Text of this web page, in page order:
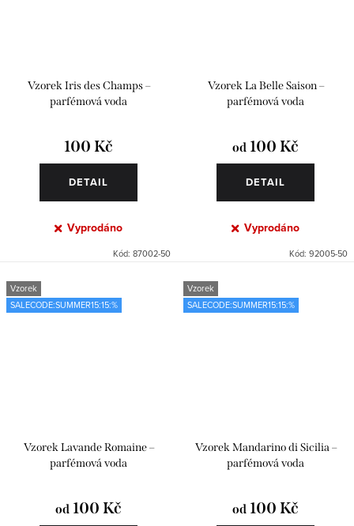
Vzorek Iris des Champs –
parfémová voda
100 Kč
DETAIL
Vyprodáno
Kód: 87002-50
Vzorek La Belle Saison –
parfémová voda
od 100 Kč
DETAIL
Vyprodáno
Kód: 92005-50
Vzorek
SALECODE:SUMMER15:15:%
Vzorek Lavande Romaine –
parfémová voda
od 100 Kč
Vzorek
SALECODE:SUMMER15:15:%
Vzorek Mandarino di Sicilia –
parfémová voda
od 100 Kč